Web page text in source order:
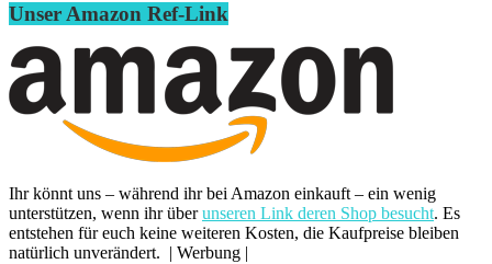
Unser Amazon Ref-Link
Ihr könnt uns – während ihr bei Amazon einkauft – ein wenig
unterstützen, wenn ihr überunseren Link deren Shop besucht. Es
entstehen für euch keine weiteren Kosten, die Kaufpreise bleiben
natürlich unverändert. | Werbung |